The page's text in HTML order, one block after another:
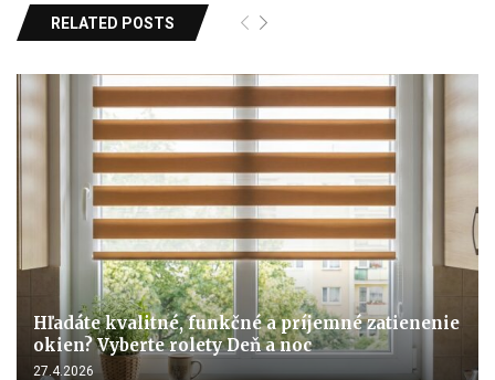
RELATED POSTS
Hľadáte kvalitné, funkčné a príjemné zatienenie
okien? Vyberte rolety Deň a noc
27.4.2026